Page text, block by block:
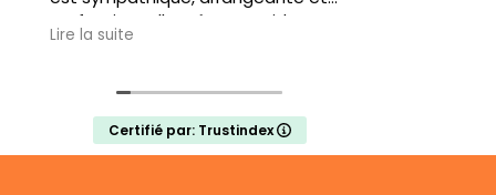
professionnelle, gérant rapidement
tous les besoins des clients et
et efficaces. Hautement
recommandé pour leur excellence
et concept innovant.
Lire la suite
Certifié par: Trustindex